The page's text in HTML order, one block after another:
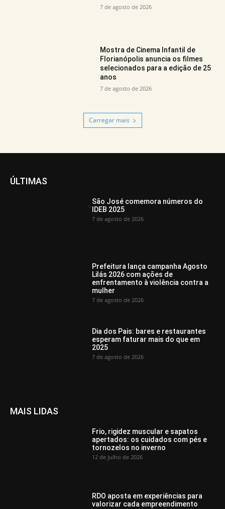
7 de agosto de 2026
Mostra de Cinema Infantil de
Florianópolis anuncia os filmes
selecionados para a edição de 25
anos
7 de agosto de 2026
Carregar mais
ÚLTIMAS
São José comemora números do
IDEB 2025
7 de agosto de 2026
Prefeitura lança campanha Agosto
Lilás 2026 com ações de
enfrentamento à violência contra a
mulher
7 de agosto de 2026
Dia dos Pais: bares e restaurantes
esperam faturar mais do que em
2025
7 de agosto de 2026
MAIS LIDAS
Frio, rigidez muscular e sapatos
apertados: os cuidados com pés e
tornozelos no inverno
12 de julho de 2026
RDO aposta em experiências para
valorizar cada empreendimento